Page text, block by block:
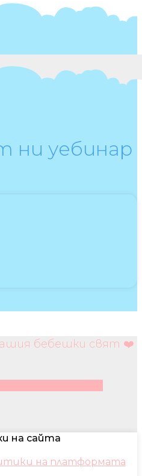
ни уебинар
бебешки свят ❤️
на сайта
на платформата